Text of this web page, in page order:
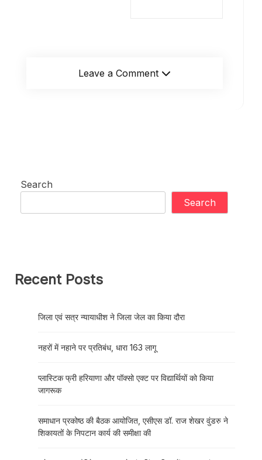
Leave a Comment
Search
Search
Recent Posts
जिला एवं सत्र न्यायाधीश ने जिला जेल का किया दौरा
नहरों में नहाने पर प्रतिबंध, धारा 163 लागू
प्लास्टिक फ्री हरियाणा और पॉक्सो एक्ट पर विद्यार्थियों को किया
जागरूक
समाधान प्रकोष्ठ की बैठक आयोजित, एसीएस डॉ. राज शेखर वुंडरु ने
शिकायतों के निपटान कार्य की समीक्षा की